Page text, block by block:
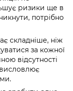
ризики ще в
потрібно
складніше, ніж
за кожної
відсутності